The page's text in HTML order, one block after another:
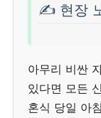
✍️ 현장
아무리 비싼
있다면 모든
혼식 당일 아